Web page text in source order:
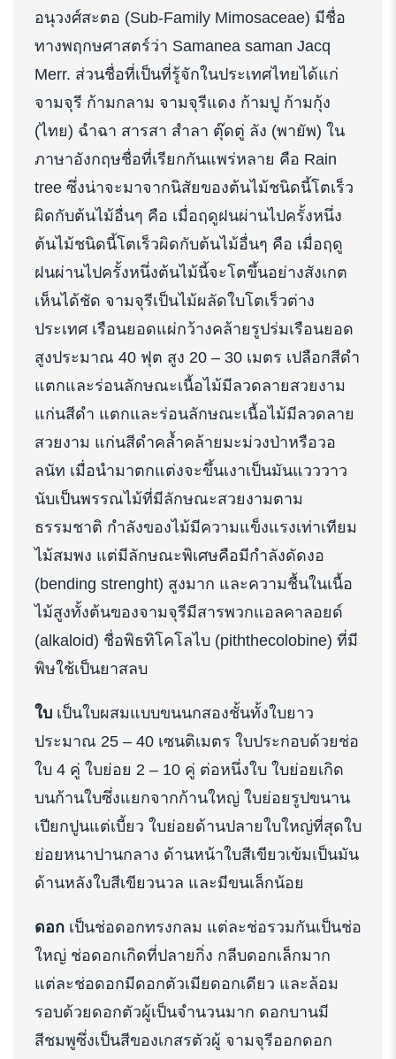
อนุวงศ์สะตอ (Sub-Family Mimosaceae) มีชื่อ
ทางพฤกษศาสตร์ว่า Samanea saman Jacq
Merr. ส่วนชื่อที่เป็นที่รู้จักในประเทศไทยได้แก่
จามจุรี ก้ามกลาม จามจุรีแดง ก้ามปู ก้ามกุ้ง
(ไทย) ฉำฉา สารสา สำลา ตุ๊ดตู่ ลัง (พายัพ) ใน
ภาษาอังกฤษชื่อที่เรียกกันแพร่หลาย คือ Rain
tree ซึ่งน่าจะมาจากนิสัยของต้นไม้ชนิดนี้โตเร็ว
ผิดกับต้นไม้อื่นๆ คือ เมื่อฤดูฝนผ่านไปครั้งหนึ่ง
ต้นไม้ชนิดนี้โตเร็วผิดกับต้นไม้อื่นๆ คือ เมื่อฤดู
ฝนผ่านไปครั้งหนึ่งต้นไม้นี้จะโตขึ้นอย่างสังเกต
เห็นได้ชัด จามจุรีเป็นไม้ผลัดใบโตเร็วต่าง
ประเทศ เรือนยอดแผ่กว้างคล้ายรูปร่มเรือนยอด
สูงประมาณ 40 ฟุต สูง 20 – 30 เมตร เปลือกสีดำ
แตกและร่อนลักษณะเนื้อไม้มีลวดลายสวยงาม
แก่นสีดำ แตกและร่อนลักษณะเนื้อไม้มีลวดลาย
สวยงาม แก่นสีดำคล้ำคล้ายมะม่วงป่าหรือวอ
ลนัท เมื่อนำมาตกแต่งจะขึ้นเงาเป็นมันแวววาว
นับเป็นพรรณไม้ที่มีลักษณะสวยงามตาม
ธรรมชาติ กำลังของไม้มีความแข็งแรงเท่าเทียม
ไม้สมพง แต่มีลักษณะพิเศษคือมีกำลังดัดงอ
(bending strenght) สูงมาก และความชื้นในเนื้อ
ไม้สูงทั้งต้นของจามจุรีมีสารพวกแอลคาลอยด์
(alkaloid) ชื่อพิธทิโคโลไบ (piththecolobine) ที่มี
พิษใช้เป็นยาสลบ
ใบ เป็นใบผสมแบบขนนกสองชั้นทั้งใบยาว
ประมาณ 25 – 40 เซนติเมตร ใบประกอบด้วยช่อ
ใบ 4 คู่ ใบย่อย 2 – 10 คู่ ต่อหนึ่งใบ ใบย่อยเกิด
บนก้านใบซึ่งแยกจากก้านใหญ่ ใบย่อยรูปขนาน
เปียกปูนแต่เบี้ยว ใบย่อยด้านปลายใบใหญ่ที่สุดใบ
ย่อยหนาปานกลาง ด้านหน้าใบสีเขียวเข้มเป็นมัน
ด้านหลังใบสีเขียวนวล และมีขนเล็กน้อย
ดอก เป็นช่อดอกทรงกลม แต่ละช่อรวมกันเป็นช่อ
ใหญ่ ช่อดอกเกิดที่ปลายกิ่ง กลีบดอกเล็กมาก
แต่ละช่อดอกมีดอกตัวเมียดอกเดียว และล้อม
รอบด้วยดอกตัวผู้เป็นจำนวนมาก ดอกบานมี
สีชมพูซึ่งเป็นสีของเกสรตัวผู้ จามจุรีออกดอก